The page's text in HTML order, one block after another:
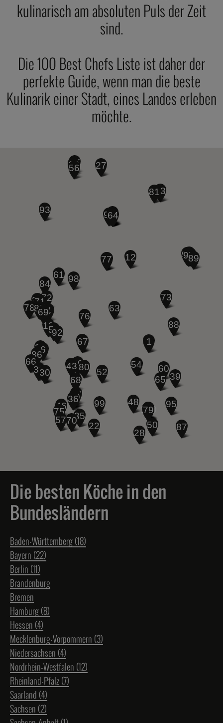
kulinarisch am absoluten Puls der Zeit
sind.
Die 100 Best Chefs Liste ist daher der
perfekte Guide, wenn man die beste
Kulinarik einer Stadt, eines Landes erleben
möchte.
Die besten Köche in den
Bundesländern
Baden-Württemberg (18)
Bayern (22)
Berlin (11)
Brandenburg
Bremen
Hamburg (8)
Hessen (4)
Mecklenburg-Vorpommern (3)
Niedersachsen (4)
Nordrhein-Westfalen (12)
Rheinland-Pfalz (7)
Saarland (4)
Sachsen (2)